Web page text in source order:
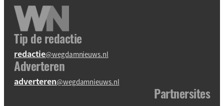
Tip de redactie
redactie@wegdamnieuws.nl
Adverteren
adverteren@wegdamnieuws.nl
Partnersites